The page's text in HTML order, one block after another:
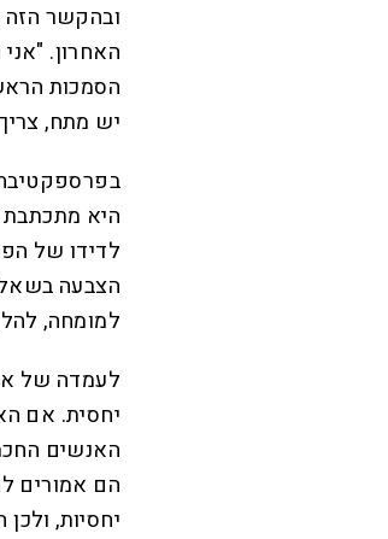
ובהקשר
האחרון.
הסמכות
יש מתח,
היא מתכתבת
לדידו של
הצבעה
למומחה,
לעמדה של
יחסית. אם
האנשים
הם אמורים
יחסיות,